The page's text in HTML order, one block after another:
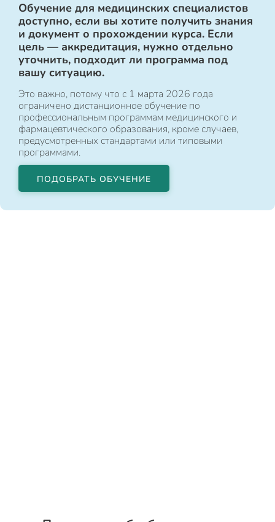
Обучение для медицинских специалистов
доступно, если вы хотите получить знания
и документ о прохождении курса. Если
цель — аккредитация, нужно отдельно
уточнить, подходит ли программа под
вашу ситуацию.
Это важно, потому что с 1 марта 2026 года
ограничено дистанционное обучение по
профессиональным программам медицинского и
фармацевтического образования, кроме случаев,
предусмотренных стандартами или типовыми
программами.
ПОДОБРАТЬ ОБУЧЕНИЕ